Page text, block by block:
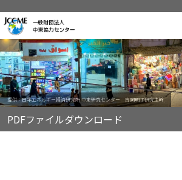
提供：日本エネルギー経済研究所 中東研究センター 吉岡明子研究主幹
PDFファイルダウンロード